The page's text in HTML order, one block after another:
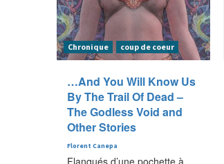
Chronique coup de coeur
…And You Will Know Us
By The Trail Of Dead –
The Godless Void and
Other Stories
Florent Canepa
Flanqués d’une pochette à